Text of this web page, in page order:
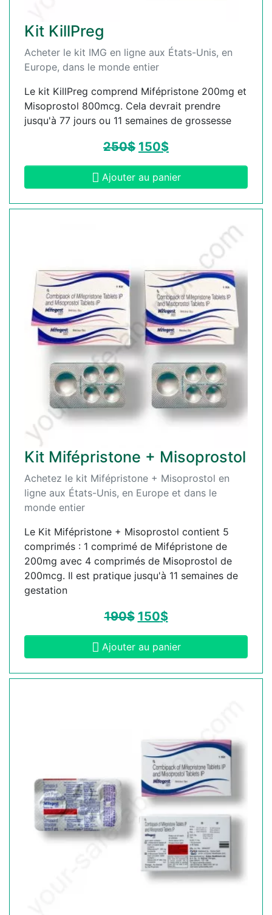
Kit KillPreg
Acheter le kit IMG en ligne aux États-Unis, en
Europe, dans le monde entier
Le kit KillPreg comprend Mifépristone 200mg et
Misoprostol 800mcg. Cela devrait prendre
jusqu'à 77 jours ou 11 semaines de grossesse
250$ 150$
Ajouter au panier
Kit Mifépristone + Misoprostol
Achetez le kit Mifépristone + Misoprostol en
ligne aux États-Unis, en Europe et dans le
monde entier
Le Kit Mifépristone + Misoprostol contient 5
comprimés : 1 comprimé de Mifépristone de
200mg avec 4 comprimés de Misoprostol de
200mcg. Il est pratique jusqu'à 11 semaines de
gestation
190$ 150$
Ajouter au panier